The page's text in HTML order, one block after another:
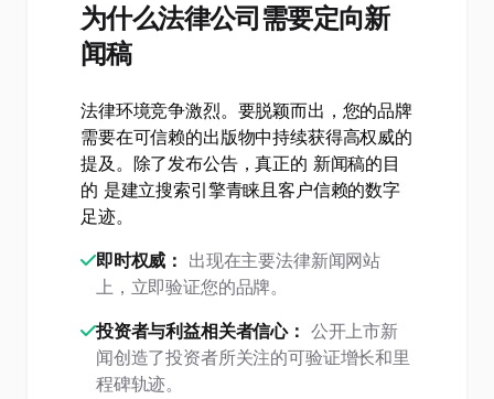
为什么法律公司需要定向新
闻稿
法律环境竞争激烈。要脱颖而出，您的品牌
需要在可信赖的出版物中持续获得高权威的
提及。除了发布公告，真正的 新闻稿的目
的 是建立搜索引擎青睐且客户信赖的数字
足迹。
即时权威： 出现在主要法律新闻网站
上，立即验证您的品牌。
投资者与利益相关者信心： 公开上市新
闻创造了投资者所关注的可验证增长和里
程碑轨迹。